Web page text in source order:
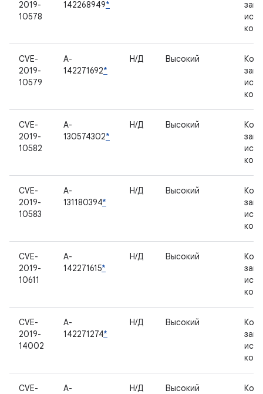
2019-
10578
142268949*
CVE-
2019-
10579
A-
142271692*
Н/Д Высокий
CVE-
2019-
10582
A-
130574302*
Н/Д Высокий
CVE-
2019-
10583
A-
131180394*
Н/Д Высокий
CVE-
2019-
10611
A-
142271615*
Н/Д Высокий
CVE-
2019-
14002
A-
142271274*
Н/Д Высокий
CVE-
A-
Н/Д Высокий